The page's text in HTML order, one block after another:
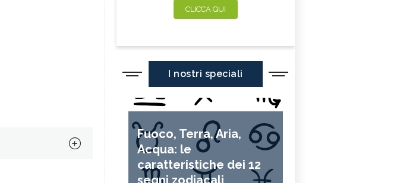
CLICCA QUI
I nostri speciali
Fuoco, Terra, Aria,
Acqua: le
caratteristiche dei 12
segni zodiacali